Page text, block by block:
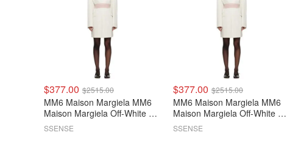
$377.00 $2515.00
MM6 Maison Margiela MM6
Maison Margiela Off-White 单
排扣大衣
SSENSE
$377.00 $2515.00
MM6 Maison Margiela MM6
Maison Margiela Off-White 单
排扣大衣
SSENSE